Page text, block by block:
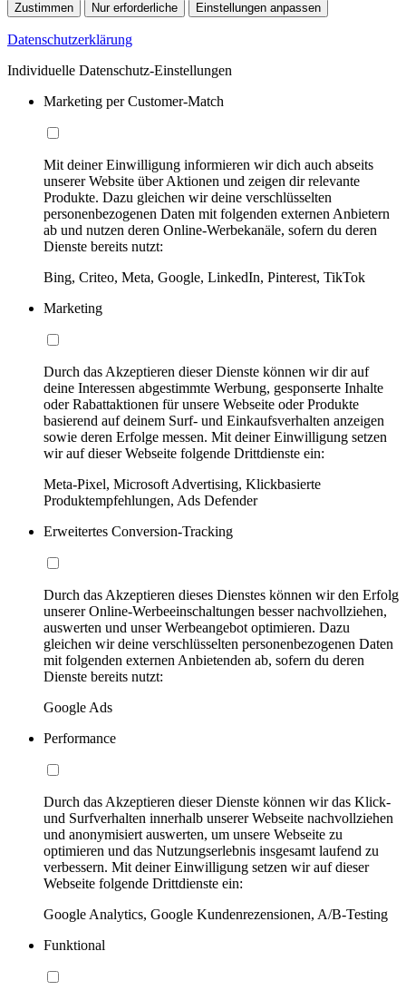
Zustimmen Nur erforderliche Einstellungen anpassen
Datenschutzerklärung
Individuelle Datenschutz-Einstellungen
Marketing per Customer-Match
Mit deiner Einwilligung informieren wir dich auch abseits
unserer Website über Aktionen und zeigen dir relevante
Produkte. Dazu gleichen wir deine verschlüsselten
personenbezogenen Daten mit folgenden externen Anbietern
ab und nutzen deren Online-Werbekanäle, sofern du deren
Dienste bereits nutzt:
Bing, Criteo, Meta, Google, LinkedIn, Pinterest, TikTok
Marketing
Durch das Akzeptieren dieser Dienste können wir dir auf
deine Interessen abgestimmte Werbung, gesponserte Inhalte
oder Rabattaktionen für unsere Webseite oder Produkte
basierend auf deinem Surf- und Einkaufsverhalten anzeigen
sowie deren Erfolge messen. Mit deiner Einwilligung setzen
wir auf dieser Webseite folgende Drittdienste ein:
Meta-Pixel, Microsoft Advertising, Klickbasierte
Produktempfehlungen, Ads Defender
Erweitertes Conversion-Tracking
Durch das Akzeptieren dieses Dienstes können wir den Erfolg
unserer Online-Werbeeinschaltungen besser nachvollziehen,
auswerten und unser Werbeangebot optimieren. Dazu
gleichen wir deine verschlüsselten personenbezogenen Daten
mit folgenden externen Anbietenden ab, sofern du deren
Dienste bereits nutzt:
Google Ads
Performance
Durch das Akzeptieren dieser Dienste können wir das Klick-
und Surfverhalten innerhalb unserer Webseite nachvollziehen
und anonymisiert auswerten, um unsere Webseite zu
optimieren und das Nutzungserlebnis insgesamt laufend zu
verbessern. Mit deiner Einwilligung setzen wir auf dieser
Webseite folgende Drittdienste ein:
Google Analytics, Google Kundenrezensionen, A/B-Testing
Funktional